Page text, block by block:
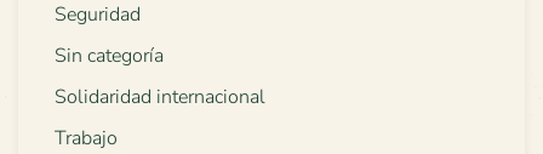
Seguridad
Sin categoría
Solidaridad internacional
Trabajo